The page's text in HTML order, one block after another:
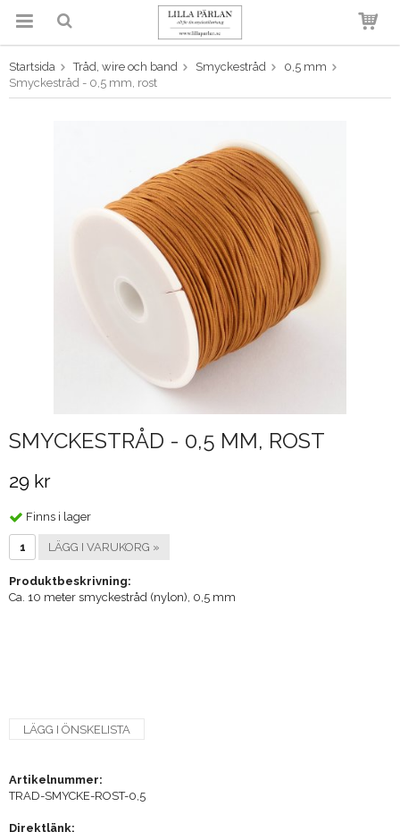
Produkten har blivit tillagd i
Startsida Tråd, wire och band Smyckestråd
0,5 mm
Smyckestråd - 0,5 mm, rost
SMYCKESTRÅD - 0,5 MM, ROST
29 kr
Finns i lager
LÄGG I VARUKORG »
Produktbeskrivning:
Ca. 10 meter smyckestråd (nylon), 0,5 mm
LÄGG I ÖNSKELISTA
Artikelnummer:
TRAD-SMYCKE-ROST-0,5
Direktlänk: